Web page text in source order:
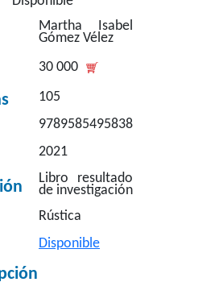
Martha Isabel
Gómez Vélez
30 000
105
9789585495838
2021
Libro resultado
de investigación
Rústica
Disponible